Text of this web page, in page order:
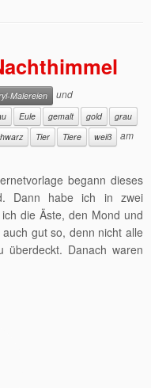
Malereien
und
Eule gemalt gold
grau
Tier Tiere weiß
am
begann dieses
Dann habe ich in zwei
die Äste, den Mond und
gut so, denn nicht alle
überdeckt. Danach waren